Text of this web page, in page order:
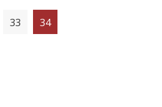
33 34